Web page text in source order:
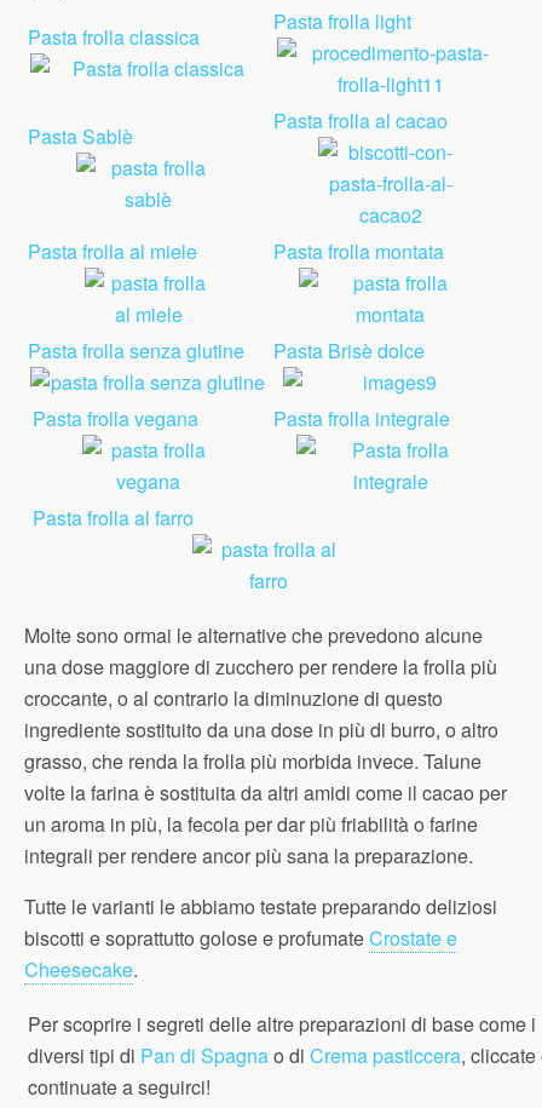
Pasta frolla classica
Pasta frolla light
Pasta Sablè
Pasta frolla al cacao
Pasta frolla al miele Pasta frolla montata
Pasta frolla senza glutine Pasta Brisè dolce
Pasta frolla vegana Pasta frolla integrale
Pasta frolla al farro
Molte sono ormai le alternative che prevedono alcune
una dose maggiore di zucchero per rendere la frolla più
croccante, o al contrario la diminuzione di questo
ingrediente sostituito da una dose in più di burro, o altro
grasso, che renda la frolla più morbida invece. Talune
volte la farina è sostituita da altri amidi come il cacao per
un aroma in più, la fecola per dar più friabilità o farine
integrali per rendere ancor più sana la preparazione.
Tutte le varianti le abbiamo testate preparando deliziosi
biscotti e soprattutto golose e profumateCrostate e
Cheesecake.
Per scoprire i segreti delle altre preparazioni di base come i
diversi tipi di Pan di Spagnao di Crema pasticcera, cliccate
continuate a seguirci!